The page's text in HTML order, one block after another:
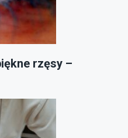
rzęsy –